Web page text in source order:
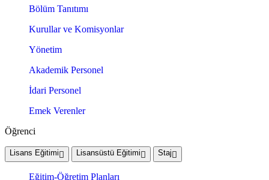
Bölüm Tanıtımı
Kurullar ve Komisyonlar
Yönetim
Akademik Personel
İdari Personel
Emek Verenler
Öğrenci
Lisans Eğitimi Lisansüstü Eğitimi Staj
Eğitim-Öğretim Planları